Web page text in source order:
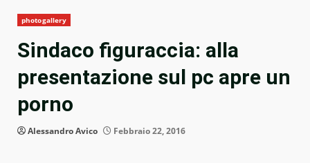
photogallery
Sindaco figuraccia: alla
presentazione sul pc apre un
porno
Alessandro Avico Febbraio 22, 2016